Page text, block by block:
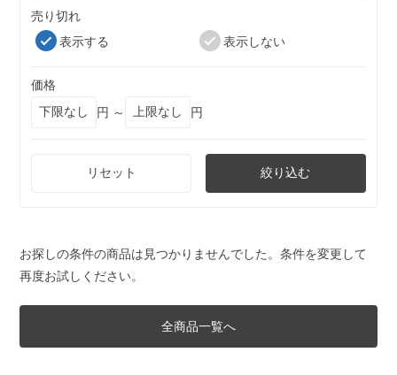
売り切れ
表示する
表示しない
価格
円 ～
円
リセット 絞り込む
お探しの条件の商品は見つかりませんでした。条件を変更して
再度お試しください。
全商品一覧へ